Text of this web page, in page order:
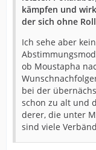
kämpfen und
der sich ohne
Ich sehe aber
ob Moustapha
bei der
schon zu alt und
derer, die unter
sind viele